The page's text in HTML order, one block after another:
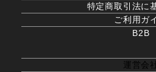
特定商取引法に
ご利用ガ
B2B
運営会社